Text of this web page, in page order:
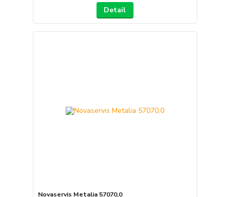
Detail
Novaservis Metalia 57070,0